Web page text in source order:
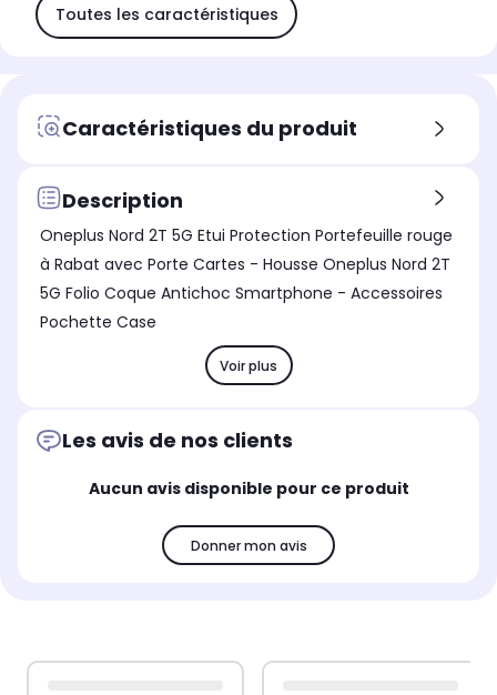
Toutes les caractéristiques
Caractéristiques du produit
Description
Oneplus Nord 2T 5G Etui Protection Portefeuille rouge
à Rabat avec Porte Cartes - Housse Oneplus Nord 2T
5G Folio Coque Antichoc Smartphone - Accessoires
Pochette Case
Voir plus
Les avis de nos clients
Aucun avis disponible pour ce produit
Donner mon avis